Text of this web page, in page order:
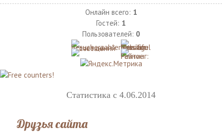
Онлайн всего: 1
Гостей: 1
Пользователей: 0
Статистика с 4.06.2014
Друзья сайта